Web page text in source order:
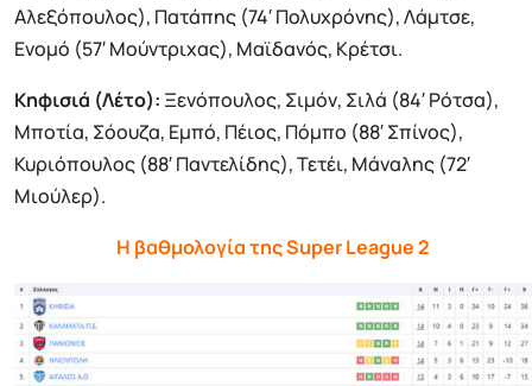
Αλεξόπουλος), Πατάπης (74′ Πολυχρόνης), Λάμτσε,
Ενομό (57′ Μούντριχας), Μαϊδανός, Κρέτσι.
Κηφισιά (Λέτο): Ξενόπουλος, Σιμόν, Σιλά (84′ Ρότσα),
Μποτία, Σόουζα, Εμπό, Πέιος, Πόμπο (88′ Σπίνος),
Κυριόπουλος (88′ Παντελίδης), Τετέι, Μάναλης (72′
Μιούλερ).
Η βαθμολογία της Super League 2